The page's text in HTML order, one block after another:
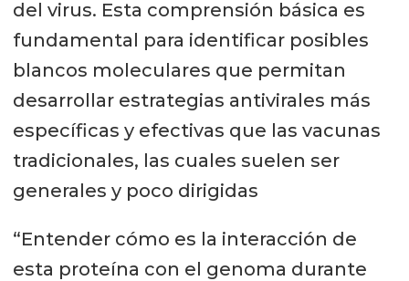
Ciencias Químicas y
Farmacéuticas, Universidad de
Chile, a través de su postdoc Dra.
Karina New (experimentalista).
del virus. Esta comprensión básica es
fundamental para identificar posibles
blancos moleculares que permitan
desarrollar estrategias antivirales más
específicas y efectivas que las vacunas
tradicionales, las cuales suelen ser
generales y poco dirigidas
“Entender cómo es la interacción de
esta proteína con el genoma durante